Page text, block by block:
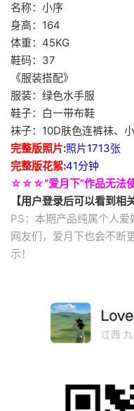
名称：小序
身高：164
体重：45KG
鞋码：37
《服装搭配》
服装：绿色水手服
鞋子：白一带布鞋
袜子：10D肤色连裤袜、
完整版照片:照片1713张
完整版花絮:41分钟
☆☆☆“爱月下”作品无法
【用户登录后可以看到相
PS：本期产品纯属个人
网友们，爱月下也会不断
示！